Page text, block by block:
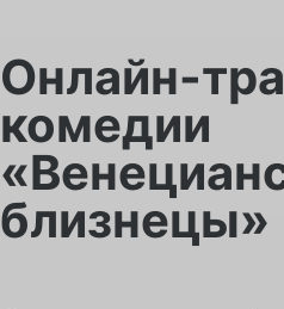
Онлайн-
комедии
близнецы»